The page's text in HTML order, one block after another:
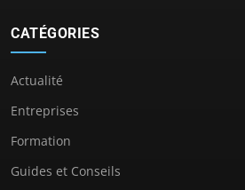
CATÉGORIES
Actualité
Entreprises
Formation
Guides et Conseils